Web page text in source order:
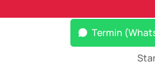
Termin